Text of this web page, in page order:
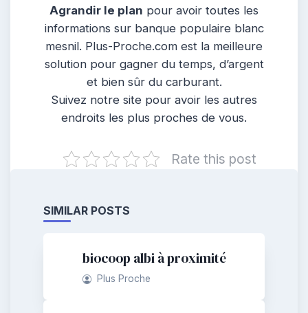
Agrandir le plan pour avoir toutes les
informations sur banque populaire blanc
mesnil. Plus-Proche.com est la meilleure
solution pour gagner du temps, d’argent
et bien sûr du carburant.
Suivez notre site pour avoir les autres
endroits les plus proches de vous.
Rate this post
SIMILAR POSTS
biocoop albi à proximité
Plus Proche